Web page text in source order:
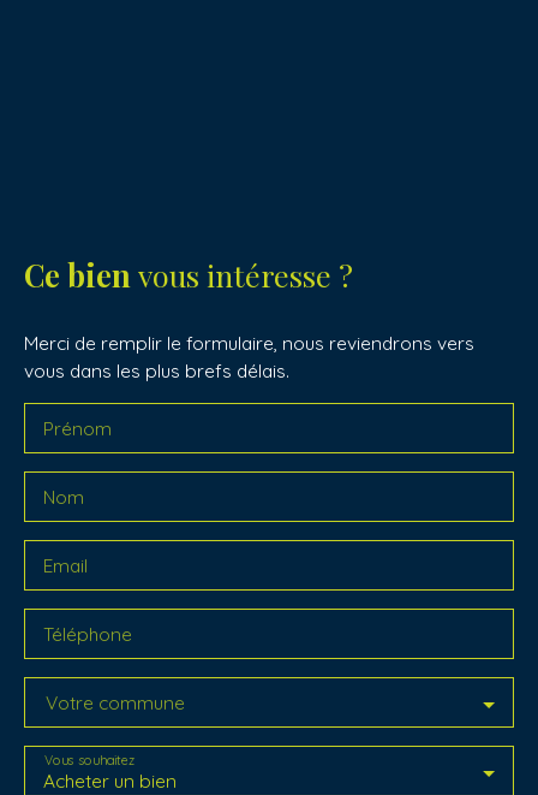
Ce bien vous intéresse ?
Merci de remplir le formulaire, nous reviendrons vers
vous dans les plus brefs délais.
Prénom
Nom
Email
Téléphone
Votre commune
Acheter un bien
Vous souhaitez